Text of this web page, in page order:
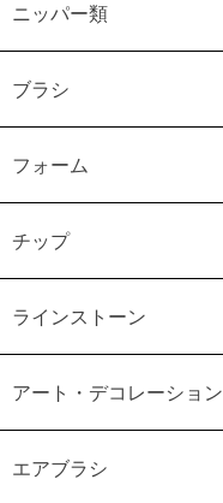
ニッパー類
ブラシ
フォーム
チップ
ラインストーン
アート・デコレーション
エアブラシ